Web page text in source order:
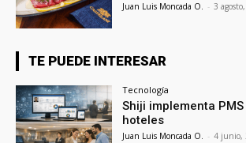
Juan Luis Moncada O. - 3
TE PUEDE INTERESAR
Tecnología
Shiji implementa
hoteles
Juan Luis Moncada O. - 4 junio,